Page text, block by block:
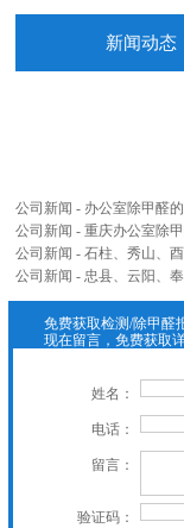
新闻动态
公司新闻 - 办公室除甲醛
公司新闻 - 重庆办公室除
公司新闻 - 石柱、秀山、
免费获取检测/除甲醛
现在留言，免费获取
姓名：
电话：
留言：
验证码：